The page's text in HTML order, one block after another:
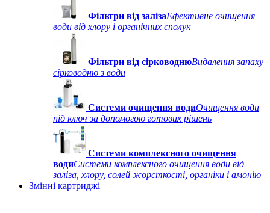
Фільтри від залізаЕфективне очищення
води від хлору і органічних сполук
Фільтри від сірководнюВидалення запаху
сірководню з води
Системи очищення водиОчищення води
під ключ за допомогою готових рішень
Системи комплексного очищення
водиСистеми комплексного очищення води від
заліза, хлору, солей жорсткості, органіки і амонію
Змінні картриджі